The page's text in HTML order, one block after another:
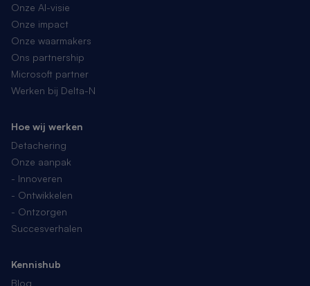
Onze AI-visie
Onze impact
Onze waarmakers
Ons partnership
Microsoft partner
Werken bij Delta-N
Hoe wij werken
Detachering
Onze aanpak
- Innoveren
- Ontwikkelen
- Ontzorgen
Succesverhalen
Kennishub
Blog